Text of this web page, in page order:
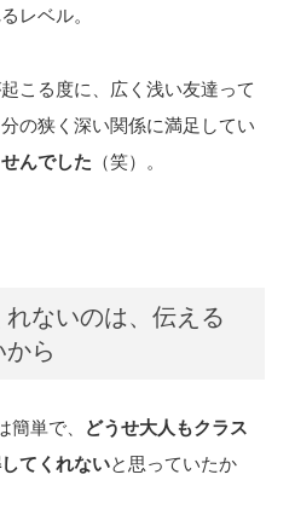
レベル。
こる度に、広く浅い友達って
の狭く深い関係に満足してい
んでした （笑）。
ないのは、伝える
ら
単で、
どうせ大人もクラス
てくれないと思っていたか